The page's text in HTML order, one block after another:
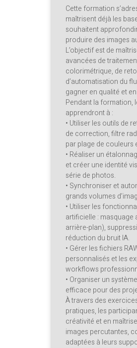
Cette formation
maîtrisent déjà les
souhaitent
produire des images
L’objectif est de
avancées de
colorimétrique, de
d’automatisation du
gagner en qualité et
Pendant la formation,
apprendront à :
• Utiliser les outils de
de correction, filtre
par plage de couleurs
• Réaliser un
et créer une identité
série de photos.
• Synchroniser et
grands volumes
• Utiliser les
artificielle : masquage
arrière-plan),
réduction du bruit IA.
• Gérer les fichiers
personnalisés et les
workflows
• Organiser un
efficace pour des
À travers des
pratiques, les
créativité et en
images percutantes,
adaptées à leurs